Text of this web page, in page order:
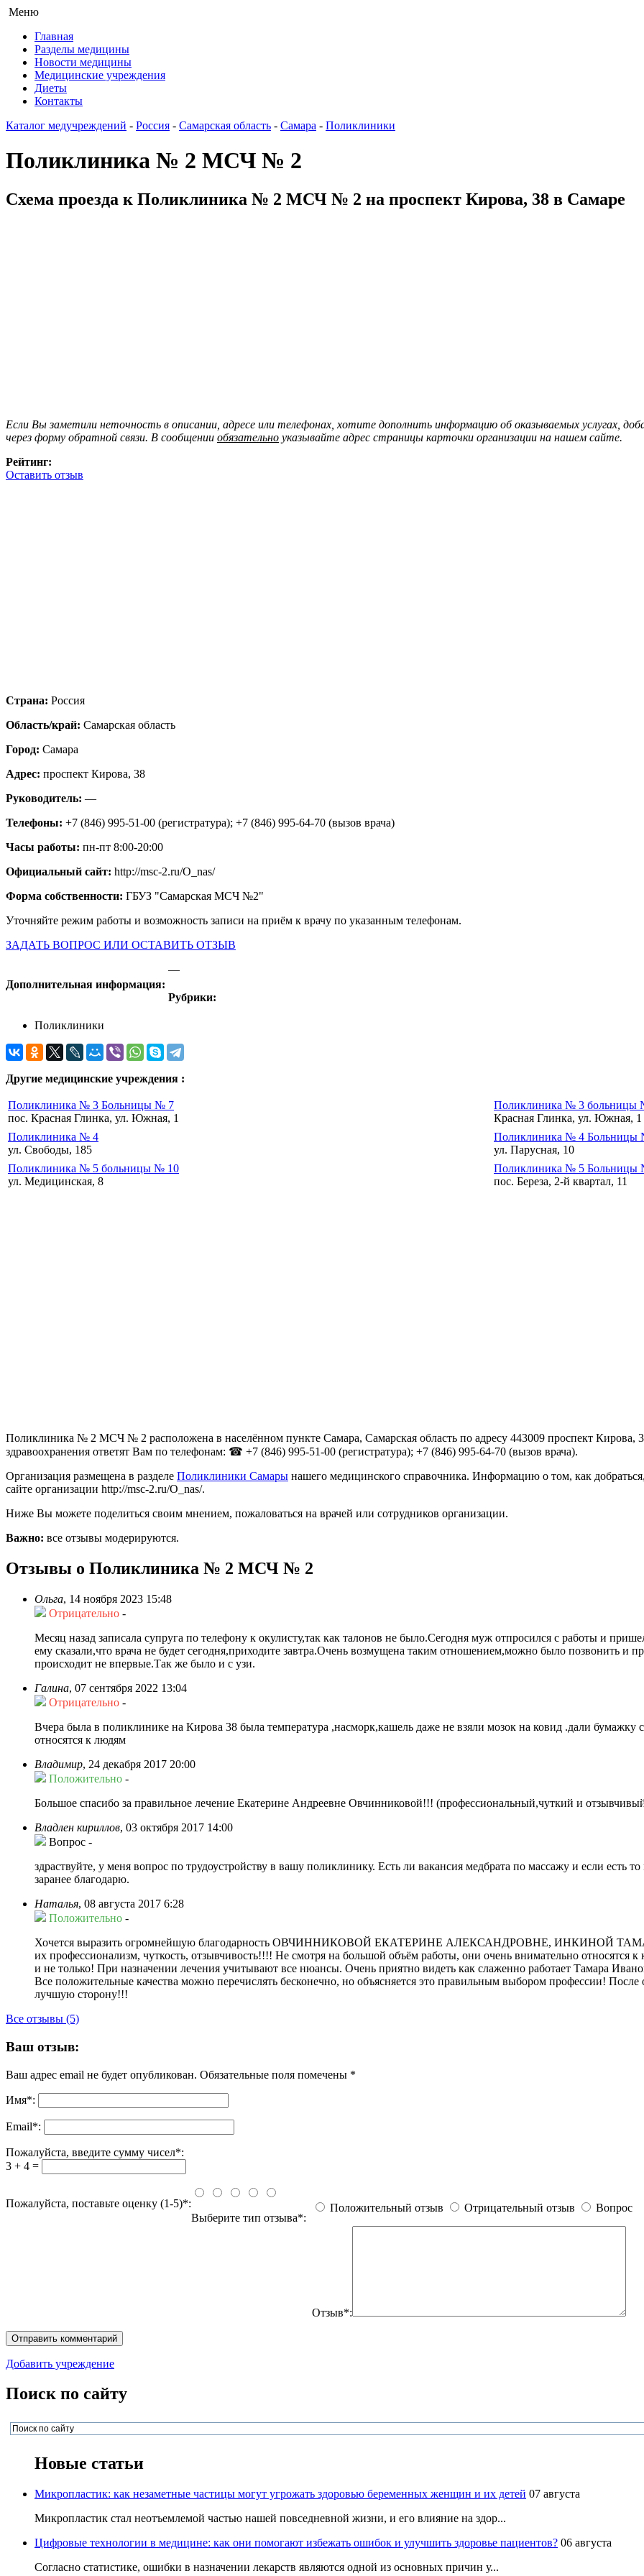
Меню
Главная
Разделы медицины
Новости медицины
Медицинские учреждения
Диеты
Контакты
Каталог медучреждений - Россия - Самарская область - Самара - Поликлиники
Поликлиника № 2 МСЧ № 2
Схема проезда к Поликлиника № 2 МСЧ № 2 на проспект Кирова, 38 в Самаре
Если Вы заметили неточность в описании, адресе или телефонах, хотите дополнить информацию об оказываемых услугах,
через форму обратной связи. В сообщении обязательно указывайте адрес страницы карточки организации на нашем сайте.
Рейтинг:
Оставить отзыв
Страна: Россия
Область/край: Самарская область
Город: Самара
Адрес: проспект Кирова, 38
Руководитель: —
Телефоны: +7 (846) 995-51-00 (регистратура); +7 (846) 995-64-70 (вызов врача)
Часы работы: пн-пт 8:00-20:00
Официальный сайт: http://msc-2.ru/O_nas/
Форма собственности: ГБУЗ "Самарская МСЧ №2"
Уточняйте режим работы и возможность записи на приём к врачу по указанным телефонам.
ЗАДАТЬ ВОПРОС ИЛИ ОСТАВИТЬ ОТЗЫВ
Дополнительная информация:
—
Рубрики:
Поликлиники
Другие медицинские учреждения :
Поликлиника № 3 Больницы № 7
пос. Красная Глинка, ул. Южная, 1
Поликлиника № 3 больницы
Красная Глинка, ул. Южная, 1
Поликлиника № 4
ул. Свободы, 185
Поликлиника № 4 Больницы
ул. Парусная, 10
Поликлиника № 5 больницы № 10
ул. Медицинская, 8
Поликлиника № 5 Больницы
пос. Береза, 2-й квартал, 11
Поликлиника № 2 МСЧ № 2 расположена в населённом пункте Самара, Самарская область по адресу 443009 проспект Кирова,
здравоохранения ответят Вам по телефонам: ☎ +7 (846) 995-51-00 (регистратура); +7 (846) 995-64-70 (вызов врача).
Организация размещена в разделе Поликлиники Самары нашего медицинского справочника. Информацию о том, как
сайте организации http://msc-2.ru/O_nas/.
Ниже Вы можете поделиться своим мнением, пожаловаться на врачей или сотрудников организации.
Важно: все отзывы модерируются.
Отзывы о Поликлиника № 2 МСЧ № 2
Ольга, 14 ноября 2023 15:48
Отрицательно -
Месяц назад записала супруга по телефону к окулисту,так как талонов не было.Сегодня муж отпросился с работы и
ему сказали,что врача не будет сегодня,приходите завтра.Очень возмущена таким отношением,можно было позвонить и
происходит не впервые.Так же было и с узи.
Галина, 07 сентября 2022 13:04
Отрицательно -
Вчера была в поликлинике на Кирова 38 была температура ,насморк,кашель даже не взяли мозок на ковид .дали бумажку
относятся к людям
Владимир, 24 декабря 2017 20:00
Положительно -
Большое спасибо за правильное лечение Екатерине Андреевне Овчинниковой!!! (профессиональный,чуткий и
Владлен кириллов, 03 октября 2017 14:00
Вопрос -
здраствуйте, у меня вопрос по трудоустройству в вашу поликлинику. Есть ли вакансия медбрата по массажу и если есть
заранее благодарю.
Наталья, 08 августа 2017 6:28
Положительно -
Хочется выразить огромнейшую благодарность ОВЧИННИКОВОЙ ЕКАТЕРИНЕ АЛЕКСАНДРОВНЕ,
их профессионализм, чуткость, отзывчивость!!!! Не смотря на большой объём работы, они очень внимательно относятся
и не только! При назначении лечения учитывают все нюансы. Очень приятно видеть как слаженно работает Тамара
Все положительные качества можно перечислять бесконечно, но объясняется это правильным выбором профессии!
лучшую сторону!!!
Все отзывы (5)
Ваш отзыв:
Ваш адрес email не будет опубликован. Обязательные поля помечены *
Имя*:
Email*:
Пожалуйста, введите сумму чисел*:
3 + 4 =
Пожалуйста, поставьте оценку (1-5)*:
Выберите тип отзыва*:
Положительный отзыв Отрицательный отзыв Вопрос
Отзыв*:
Добавить учреждение
Поиск по сайту
Новые статьи
Микропластик: как незаметные частицы могут угрожать здоровью беременных женщин и их детей 07 августа
Микропластик стал неотъемлемой частью нашей повседневной жизни, и его влияние на здор...
Цифровые технологии в медицине: как они помогают избежать ошибок и улучшить здоровье пациентов? 06 августа
Согласно статистике, ошибки в назначении лекарств являются одной из основных причин у...